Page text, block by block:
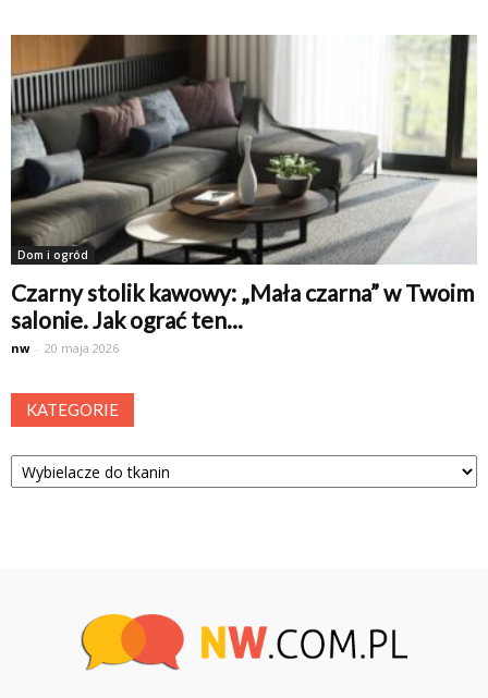
Dom i ogród
Czarny stolik kawowy: „Mała czarna” w Twoim
salonie. Jak ograć ten...
nw - 20 maja 2026
KATEGORIE
Kategorie